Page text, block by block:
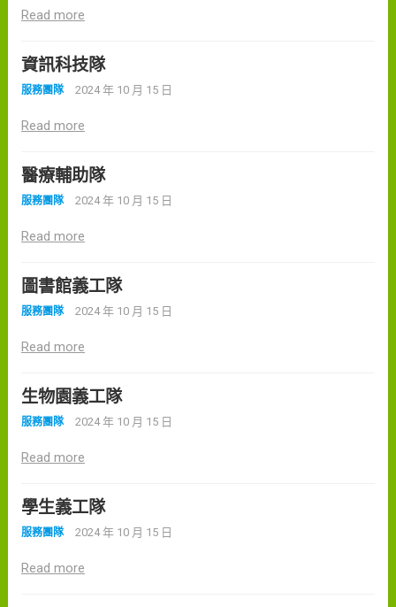
Read more
資訊科技隊
服務團隊 2024 年 10 月 15 日
Read more
醫療輔助隊
服務團隊 2024 年 10 月 15 日
Read more
圖書館義工隊
服務團隊 2024 年 10 月 15 日
Read more
生物園義工隊
服務團隊 2024 年 10 月 15 日
Read more
學生義工隊
服務團隊 2024 年 10 月 15 日
Read more